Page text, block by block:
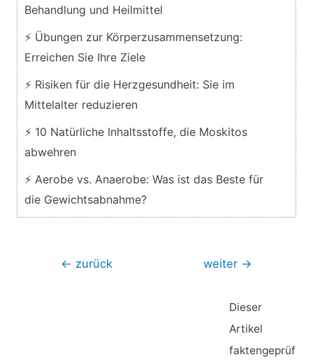
Behandlung und Heilmittel
⚡ Übungen zur Körperzusammensetzung:
Erreichen Sie Ihre Ziele
⚡ Risiken für die Herzgesundheit: Sie im
Mittelalter reduzieren
⚡ 10 Natürliche Inhaltsstoffe, die Moskitos
abwehren
⚡ Aerobe vs. Anaerobe: Was ist das Beste für
die Gewichtsabnahme?
Beitragsnavigation
← zurück weiter →
Dieser
Artikel
faktengeprüf